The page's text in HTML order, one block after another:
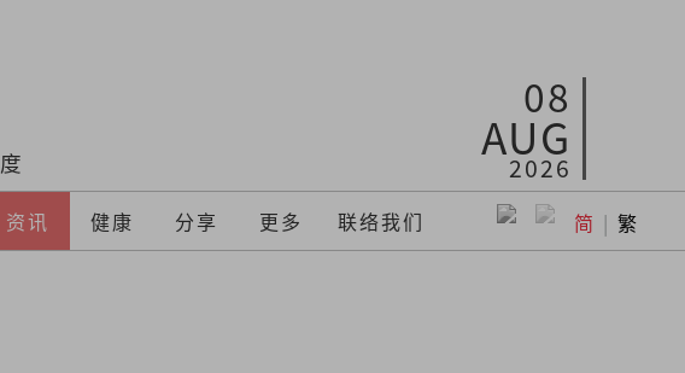
08
AUG
2026
资讯 健康 分享 更多 联络我们 简 | 繁